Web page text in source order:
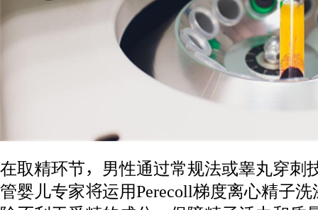
在取精环节，男性通过常规法或睾丸穿刺
管婴儿专家将运用Perecoll梯度离心精子